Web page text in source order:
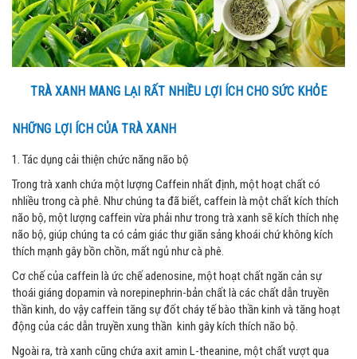
TRÀ XANH MANG LẠI RẤT NHIỀU LỢI ÍCH CHO SỨC KHỎE
NHỮNG LỢI ÍCH CỦA TRÀ XANH
1. Tác dụng cải thiện chức năng não bộ
Trong trà xanh chứa một lượng Caffein nhất định, một hoạt chất có
nhliều trong cà phê. Như chúng ta đã biết, caffein là một chất kích thích
não bộ, một lượng caffein vừa phải như trong trà xanh sẽ kích thích nhẹ
não bộ, giúp chúng ta có cảm giác thư giãn sảng khoái chứ không kích
thích mạnh gây bồn chồn, mất ngủ như cà phê.
Cơ chế của caffein là ức chế adenosine, một hoạt chất ngăn cản sự
thoái giáng dopamin và norepinephrin-bản chất là các chất dẫn truyền
thần kinh, do vậy caffein tăng sự đốt cháy tế bào thần kinh và tăng hoạt
động của các dẫn truyền xung thần kinh gây kích thích não bộ.
Ngoài ra, trà xanh cũng chứa axit amin L-theanine, một chất vượt qua